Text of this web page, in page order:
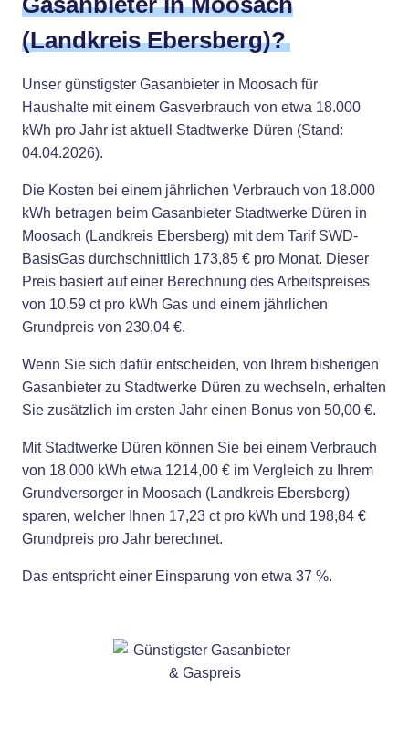
(Landkreis Ebersberg)?
Unser günstigster Gasanbieter in Moosach für
Haushalte mit einem Gasverbrauch von etwa 18.000
kWh pro Jahr ist aktuell Stadtwerke Düren (Stand:
04.04.2026).
Die Kosten bei einem jährlichen Verbrauch von 18.000
kWh betragen beim Gasanbieter Stadtwerke Düren in
Moosach (Landkreis Ebersberg) mit dem Tarif SWD-
BasisGas durchschnittlich 173,85 € pro Monat. Dieser
Preis basiert auf einer Berechnung des Arbeitspreises
von 10,59 ct pro kWh Gas und einem jährlichen
Grundpreis von 230,04 €.
Wenn Sie sich dafür entscheiden, von Ihrem bisherigen
Gasanbieter zu Stadtwerke Düren zu wechseln, erhalten
Sie zusätzlich im ersten Jahr einen Bonus von 50,00 €.
Mit Stadtwerke Düren können Sie bei einem Verbrauch
von 18.000 kWh etwa 1214,00 € im Vergleich zu Ihrem
Grundversorger in Moosach (Landkreis Ebersberg)
sparen, welcher Ihnen 17,23 ct pro kWh und 198,84 €
Grundpreis pro Jahr berechnet.
Das entspricht einer Einsparung von etwa 37 %.